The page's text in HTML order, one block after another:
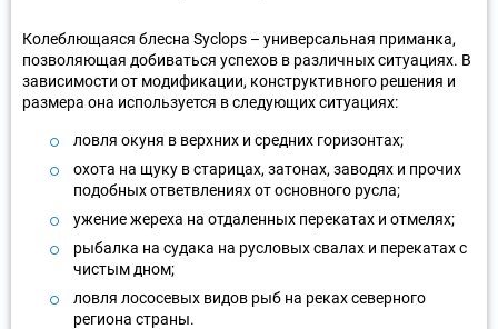
Колеблющаяся блесна Syclops – универсальная приманка,
позволяющая добиваться успехов в различных ситуациях. В
зависимости от модификации, конструктивного решения и
размера она используется в следующих ситуациях:
ловля окуня в верхних и средних горизонтах;
охота на щуку в старицах, затонах, заводях и прочих
подобных ответвлениях от основного русла;
ужение жереха на отдаленных перекатах и отмелях;
рыбалка на судака на русловых свалах и перекатах с
чистым дном;
ловля лососевых видов рыб на реках северного
региона страны.